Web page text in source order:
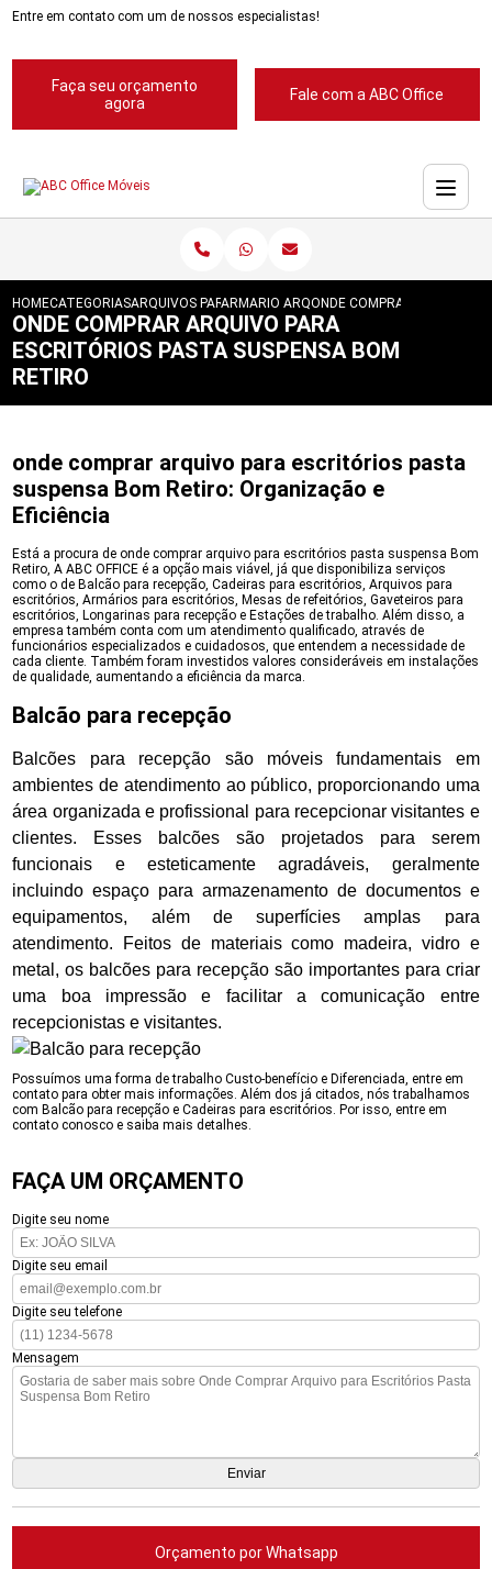
Entre em contato com um de nossos especialistas!
Faça seu orçamento
agora
Fale com a ABC Office
HOMECATEGORIASARQUIVOS PARA ESCRITORIOS
ARMARIO ARQUIVO PARA ESCRITORIO
ONDE COMPRAR ARQUIVO
ONDE COMPRAR ARQUIVO PARA
ESCRITÓRIOS PASTA SUSPENSA BOM
RETIRO
onde comprar arquivo para escritórios pasta
suspensa Bom Retiro: Organização e
Eficiência
Está a procura de onde comprar arquivo para escritórios pasta suspensa Bom
Retiro, A ABC OFFICE é a opção mais viável, já que disponibiliza serviços
como o de Balcão para recepção, Cadeiras para escritórios, Arquivos para
escritórios, Armários para escritórios, Mesas de refeitórios, Gaveteiros para
escritórios, Longarinas para recepção e Estações de trabalho. Além disso, a
empresa também conta com um atendimento qualificado, através de
funcionários especializados e cuidadosos, que entendem a necessidade de
cada cliente. Também foram investidos valores consideráveis em instalações
de qualidade, aumentando a eficiência da marca.
Balcão para recepção
Balcões para recepção são móveis fundamentais em
ambientes de atendimento ao público, proporcionando uma
área organizada e profissional para recepcionar visitantes e
clientes. Esses balcões são projetados para serem
funcionais e esteticamente agradáveis, geralmente
incluindo espaço para armazenamento de documentos e
equipamentos, além de superfícies amplas para
atendimento. Feitos de materiais como madeira, vidro e
metal, os balcões para recepção são importantes para criar
uma boa impressão e facilitar a comunicação entre
recepcionistas e visitantes.
Possuímos uma forma de trabalho Custo-benefício e Diferenciada, entre em
contato para obter mais informações. Além dos já citados, nós trabalhamos
com Balcão para recepção e Cadeiras para escritórios. Por isso, entre em
contato conosco e saiba mais detalhes.
FAÇA UM ORÇAMENTO
Digite seu nome
Digite seu email
Digite seu telefone
Mensagem
Orçamento por Whatsapp